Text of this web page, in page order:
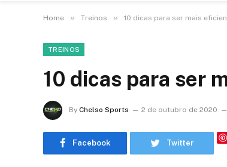
Home » Treinos » 10 dicas para ser mais
TREINOS
10 dicas para ser
By Chelso Sports 2 de outubro de 2020
Facebook Twitter